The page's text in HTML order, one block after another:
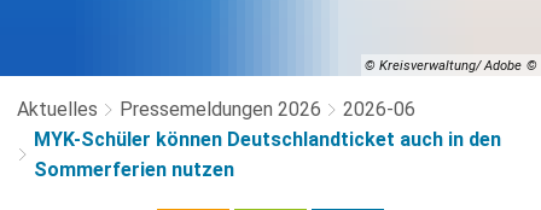
© Kreisverwaltung/ Adobe
Aktuelles Pressemeldungen 2026
2026-06
MYK-Schüler können Deutschlandticket auch in den
Sommerferien nutzen